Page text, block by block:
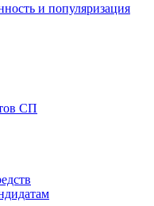
и популяризация
СП